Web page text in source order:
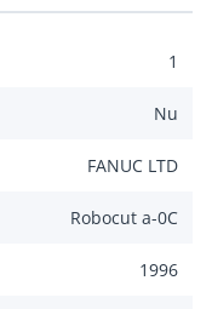
1
Nu
FANUC LTD
Robocut a-0C
1996